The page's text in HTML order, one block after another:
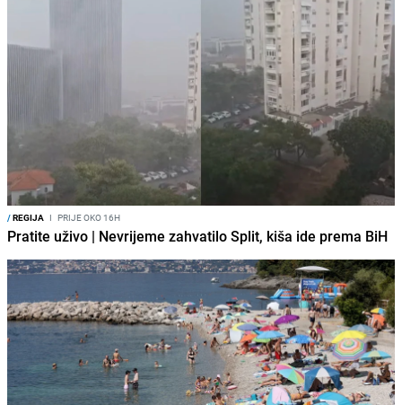
/REGIJA I PRIJE OKO 16H
Pratite uživo | Nevrijeme zahvatilo Split, kiša ide prema BiH